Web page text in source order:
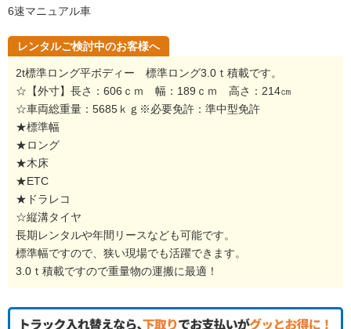
6速マニュアル車
レンタルご検討中のお客様へ
2t標準ロング平ボディー 標準ロング3.0ｔ積載です。
☆【外寸】長さ：606ｃｍ 幅：189ｃｍ 高さ：214㎝
☆車両総重量：5685ｋｇ※必要免許：準中型免許
★標準幅
★ロング
★木床
★ETC
★ドラレコ
☆縦溝タイヤ
長期レンタルや年間リースなども可能です。
標準幅ですので、狭い現場でも活躍できます。
3.0ｔ積載ですので重量物の運搬に最適！